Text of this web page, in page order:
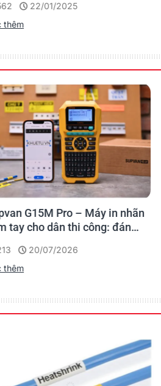
22/01/2025
G15M Pro – Máy in nhãn
tay cho dân thi công: đánh
trình20/07/2026